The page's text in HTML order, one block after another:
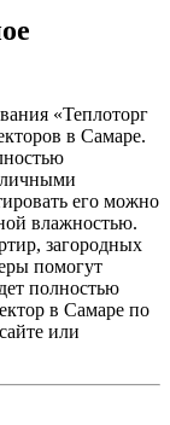
«Теплоторг
в Самаре.
его можно
влажностью.
загородных
помогут
полностью
в Самаре по
или